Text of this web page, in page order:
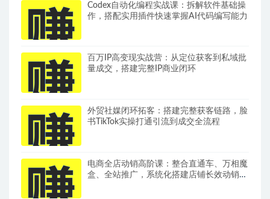
Codex自动化编程实战课：拆解软件基础操
作，搭配实用插件快速掌握AI代码编写能力
百万IP高变现实战营：从定位获客到私域批
量成交，搭建完整IP商业闭环
外贸社媒闭环拓客：搭建完整获客链路，脸
书TikTok实操打通引流到成交全流程
电商全店动销高阶课：整合直通车、万相魔
盒、全站推广，系统化搭建店铺长效动销方